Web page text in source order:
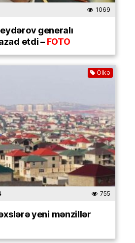
1069
generalı
etdi –FOTO
Ölkə
755
yeni mənzillər